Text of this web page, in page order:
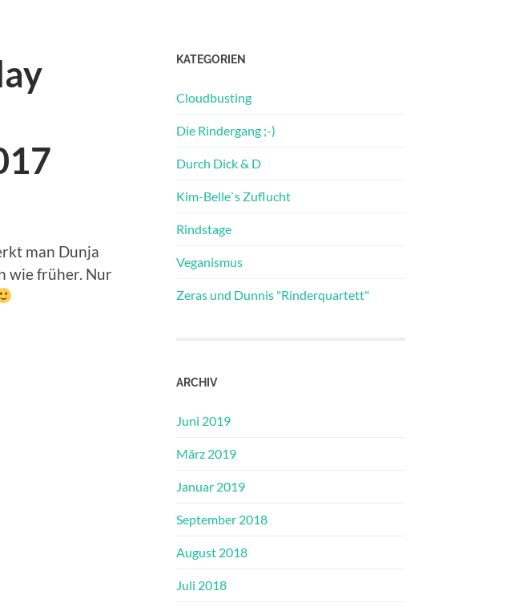
man Dunja
wie früher. Nur
KATEGORIEN
Cloudbusting
Die Rindergang ;-)
Durch Dick & D
Kim-Belle`s Zuflucht
Rindstage
Veganismus
Zeras und Dunnis "Rinderquartett"
ARCHIV
Juni 2019
März 2019
Januar 2019
September 2018
August 2018
Juli 2018